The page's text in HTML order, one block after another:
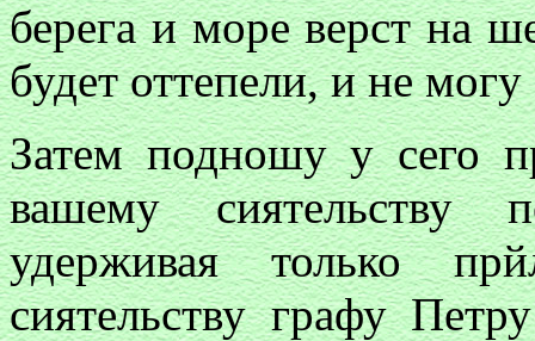
берега и море верст на
будет оттепели, и не
Затем подношу у сего
вашему сиятельству
удерживая только
сиятельству графу